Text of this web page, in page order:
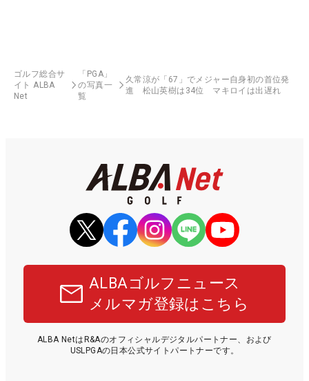
ゴルフ総合サ
イト ALBA
Net
「PGA」
の写真一
覧
久常涼が「67」でメジャー自身初の首位発
進 松山英樹は34位 マキロイは出遅れ
ALBAゴルフニュース
メルマガ登録はこちら
ALBA NetはR&Aのオフィシャルデジタルパートナー、および
USLPGAの日本公式サイトパートナーです。